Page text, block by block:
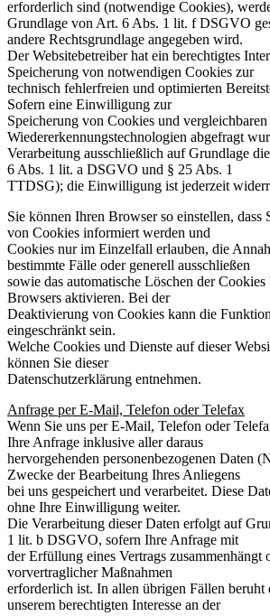
erforderlich sind (notwendige Cookies),
Grundlage von Art. 6 Abs. 1 lit. f DSGVO
andere Rechtsgrundlage angegeben wird.
Der Websitebetreiber hat ein berechtigtes
Speicherung von notwendigen Cookies zur
technisch fehlerfreien und optimierten
Sofern eine Einwilligung zur
Speicherung von Cookies und vergleichbaren
Wiedererkennungstechnologien abgefragt
Verarbeitung ausschließlich auf Grundlage
6 Abs. 1 lit. a DSGVO und § 25 Abs. 1
TTDSG); die Einwilligung ist jederzeit
Sie können Ihren Browser so einstellen, dass
von Cookies informiert werden und
Cookies nur im Einzelfall erlauben, die
bestimmte Fälle oder generell ausschließen
sowie das automatische Löschen der
Browsers aktivieren. Bei der
Deaktivierung von Cookies kann die
eingeschränkt sein.
Welche Cookies und Dienste auf dieser
können Sie dieser
Datenschutzerklärung entnehmen.
Anfrage per E-Mail, Telefon oder Telefax
Wenn Sie uns per E-Mail, Telefon oder
Ihre Anfrage inklusive aller daraus
hervorgehenden personenbezogenen Daten
Zwecke der Bearbeitung Ihres Anliegens
bei uns gespeichert und verarbeitet. Diese
ohne Ihre Einwilligung weiter.
Die Verarbeitung dieser Daten erfolgt auf
1 lit. b DSGVO, sofern Ihre Anfrage mit
der Erfüllung eines Vertrags
vorvertraglicher Maßnahmen
erforderlich ist. In allen übrigen Fällen beruht
unserem berechtigten Interesse an der